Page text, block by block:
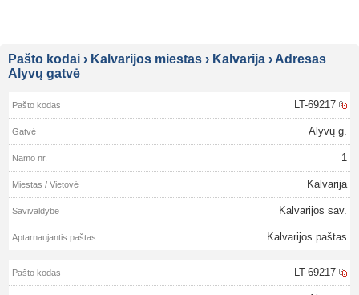
Pašto kodai › Kalvarijos miestas › Kalvarija › Adresas
Alyvų gatvė
LT-69217
Alyvų g.
1
Kalvarija
Kalvarijos sav.
Kalvarijos paštas
LT-69217